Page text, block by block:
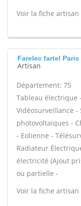
Voir la fiche artisan
Farelec fartel Paris
Artisan
Département: 75
Tableau électrique
Vidéosurveillance -
photovoltaïques -
- Eolienne -
Radiateur
électricité (Ajout
ou partielle -
Voir la fiche artisan